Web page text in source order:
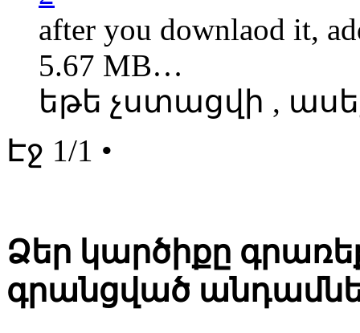
after you downlaod it,
5.67 MB…
եթե չստացվի ,
Էջ 1/1 •
Ձեր կարծիքը
գրանցված